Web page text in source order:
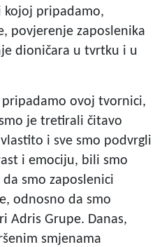
kojoj pripadamo,
povjerenje zaposlenika
dioničara u tvrtku i u
pripadamo ovoj tvornici,
je tretirali čitavo
i sve smo podvrgli
i emociju, bili smo
smo zaposlenici
odnosno da smo
Adris Grupe. Danas,
smjenama